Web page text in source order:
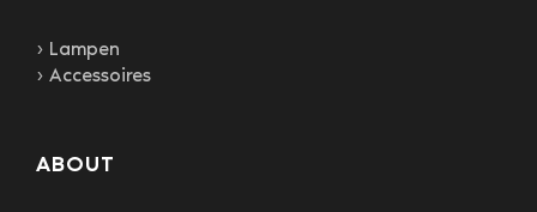
› Lampen
› Accessoires
ABOUT